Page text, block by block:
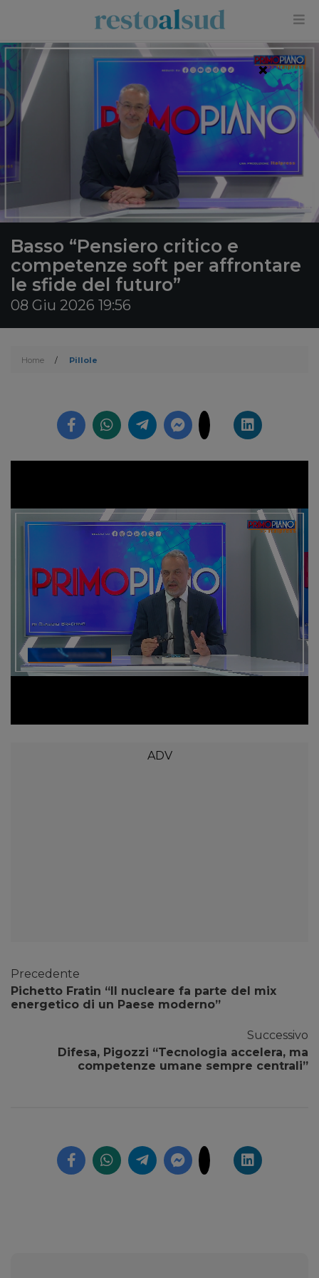
Basso “Pensiero critico e
competenze soft per affrontare
le sfide del futuro”
08 Giu 2026 19:56
Home / Pillole
Precedente
Pichetto Fratin “Il nucleare fa parte del mix
energetico di un Paese moderno”
Successivo
Difesa, Pigozzi “Tecnologia accelera, ma
competenze umane sempre centrali”
×